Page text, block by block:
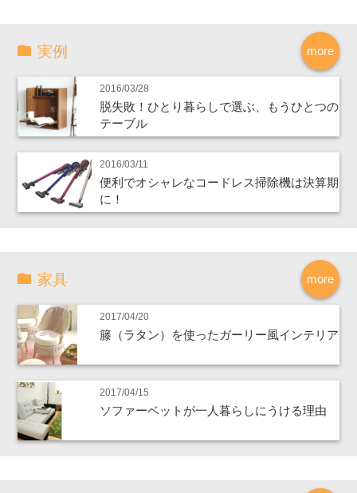
more
実例
2016/03/28
脱失敗！ひとり暮らしで選ぶ、もうひとつの
テーブル
2016/03/11
便利でオシャレなコードレス掃除機は決算期
に！
more
家具
2017/04/20
籐（ラタン）を使ったガーリー風インテリア
2017/04/15
ソファーベットが一人暮らしにうける理由